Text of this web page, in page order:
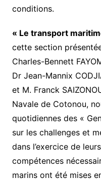
conditions.
« Le transport
cette section
Charles-Bennett
Dr Jean-Mannix
et M. Franck
Navale de Cotonou,
quotidiennes des «
sur les challenges et
dans l’exercice de
compétences
marins ont été mises